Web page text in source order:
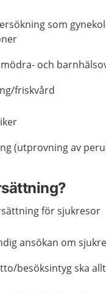
som
och
friskvård
(utprovning av
för sjukresor
ansökan om
besöksintyg ska